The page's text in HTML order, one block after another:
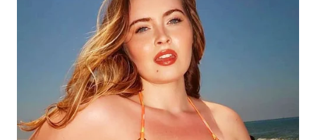
KUNINGAN
WN
MAJALENGKA